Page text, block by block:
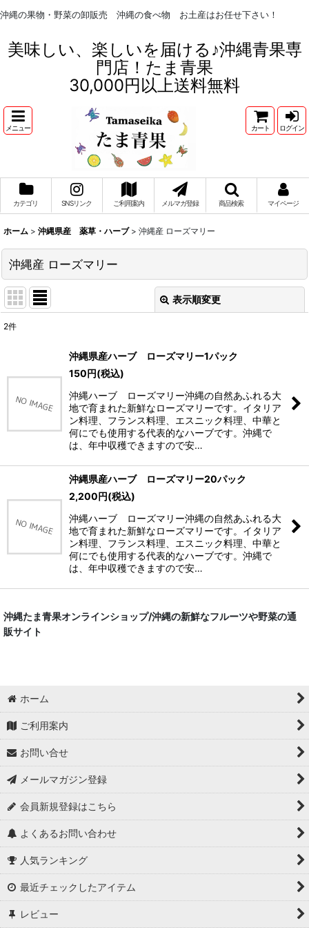
沖縄の果物・野菜の卸販売 沖縄の食べ物 お土産はお任せ下さい！
美味しい、楽しいを届ける♪沖縄青果専
門店！たま青果
30,000円以上送料無料
メニュー カート ログイン
カテゴリ SNSリンク ご利用案内 メルマガ登録 商品検索 マイページ
ホーム > 沖縄県産 薬草・ハーブ > 沖縄産 ローズマリー
沖縄産 ローズマリー
表示順変更
並び順:
絞り込む
2件
沖縄県産ハーブ ローズマリー1パック
150円(税込)
沖縄ハーブ ローズマリー沖縄の自然あふれる大
地で育まれた新鮮なローズマリーです。イタリア
ン料理、フランス料理、エスニック料理、中華と
何にでも使用する代表的なハーブです。沖縄で
は、年中収穫できますので安…
沖縄県産ハーブ ローズマリー20パック
2,200円(税込)
沖縄ハーブ ローズマリー沖縄の自然あふれる大
地で育まれた新鮮なローズマリーです。イタリア
ン料理、フランス料理、エスニック料理、中華と
何にでも使用する代表的なハーブです。沖縄で
は、年中収穫できますので安…
沖縄たま青果オンラインショップ/沖縄の新鮮なフルーツや野菜の通
販サイト
ホーム
ご利用案内
お問い合せ
メールマガジン登録
会員新規登録はこちら
よくあるお問い合わせ
人気ランキング
最近チェックしたアイテム
レビュー